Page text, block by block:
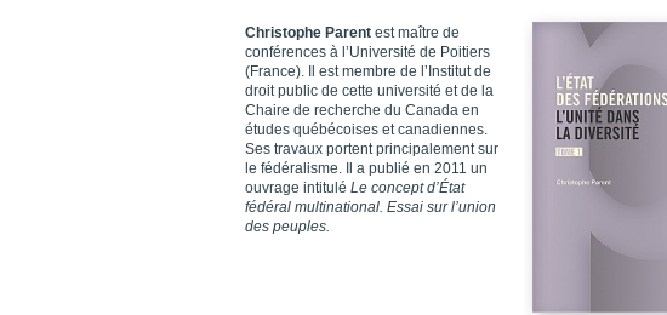
Christophe Parent est maître de
conférences à l’Université de Poitiers
(France). Il est membre de l’Institut de
droit public de cette université et de la
Chaire de recherche du Canada en
études québécoises et canadiennes.
Ses travaux portent principalement sur
le fédéralisme. Il a publié en 2011 un
ouvrage intitulé Le concept d’État
fédéral multinational. Essai sur l’union
des peuples.